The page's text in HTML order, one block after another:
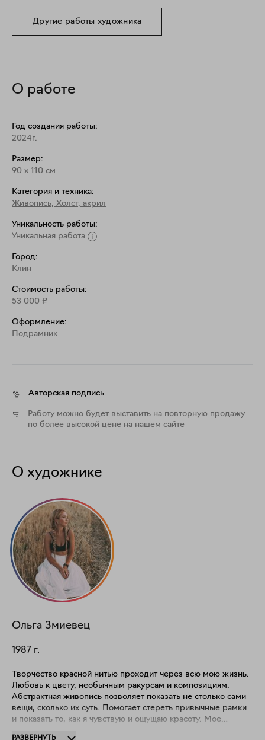
Другие работы художника
О работе
Год создания работы:
2024г.
Размер:
90 x 110 см
Категория и техника:
Живопись, Холст, акрил
Уникальность работы:
Уникальная работа
Город:
Клин
Стоимость работы:
53 000 ₽
Оформление:
Подрамник
Авторская подпись
Работу можно будет выставить на повторную продажу
по более высокой цене на нашем сайте
О художнике
Ольга Змиевец
1987 г.
Творчество красной нитью проходит через всю мою жизнь.
Любовь к цвету, необычным ракурсам и композициям.
Абстрактная живопись позволяет показать не столько сами
вещи, сколько их суть. Помогает стереть привычные рамки
и показать то, как я чувствую и ощущаю красоту. Мое
РАЗВЕРНУТЬ